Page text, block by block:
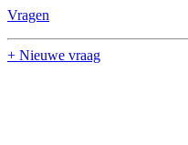
Vragen
+ Nieuwe vraag